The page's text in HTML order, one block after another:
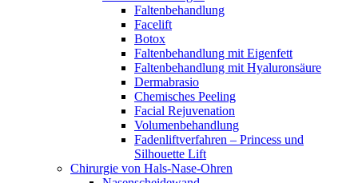
Faltenbehandlung
Facelift
Botox
Faltenbehandlung mit Eigenfett
Faltenbehandlung mit Hyaluronsäure
Dermabrasio
Chemisches Peeling
Facial Rejuvenation
Volumenbehandlung
Fadenliftverfahren – Princess und
Silhouette Lift
Chirurgie von Hals-Nase-Ohren